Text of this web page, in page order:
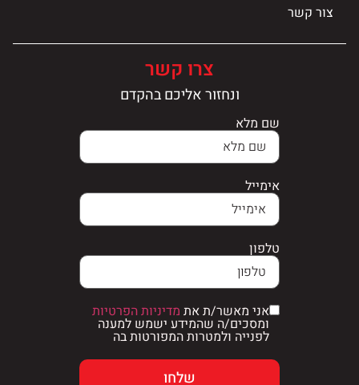
צור קשר
צרו קשר
ונחזור אליכם בהקדם
שם מלא
אימייל
טלפון
אני מאשר/ת את מדיניות הפרטיות
ומסכים/ה שהמידע ישמש למענה
לפנייה ולמטרות המפורטות בה